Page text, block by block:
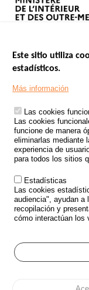
Footer
TRATAMIENTO DE
ACCIDENTES DE
ESTUDIOS
CONVOCATORIA DE
POLÍTICA DE
Outils
EVENTOS
GLOSARIO
Cookie settings
Este sitio utiliza
estadísticos.
Más información
Las cookies
Las cookies
funcione de manera
eliminarlas mediante
experiencia de
para todos los sitios
Estadísticas
Las cookies
audiencia", ayudan a
recopilación y
cómo interactúan los